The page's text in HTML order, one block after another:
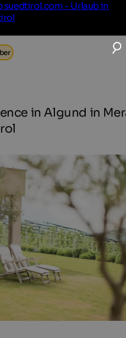
suedtirol.com - Urlaub in
in Algund in